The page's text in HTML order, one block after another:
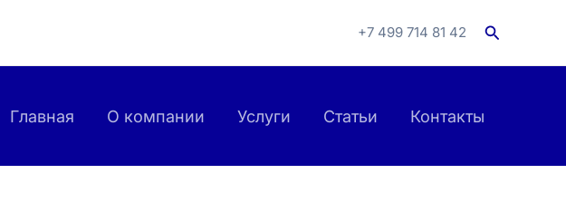
+7 499 714 81 42 Поиск
Главная О компании Услуги Статьи Контакты